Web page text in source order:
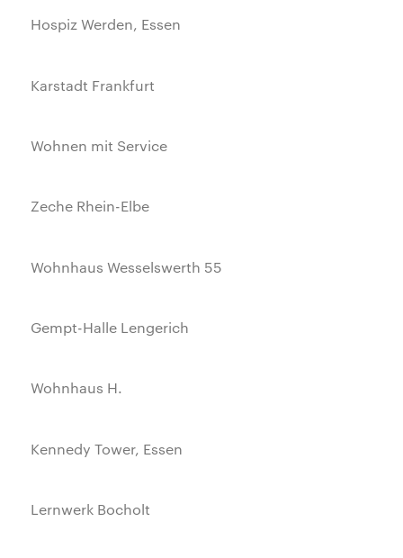
Hospiz Werden, Essen
Karstadt Frankfurt
Wohnen mit Service
Zeche Rhein-Elbe
Wohnhaus Wesselswerth 55
Gempt-Halle Lengerich
Wohnhaus H.
Kennedy Tower, Essen
Lernwerk Bocholt